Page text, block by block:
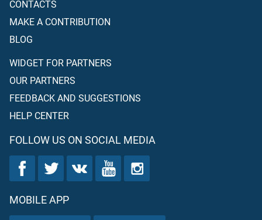
CONTACTS
MAKE A CONTRIBUTION
BLOG
WIDGET FOR PARTNERS
OUR PARTNERS
FEEDBACK AND SUGGESTIONS
HELP CENTER
FOLLOW US ON SOCIAL MEDIA
MOBILE APP